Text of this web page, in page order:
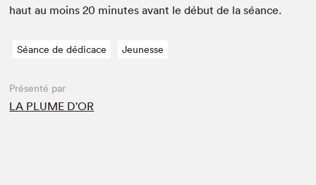
haut au moins20 min­utes avant le début de la séance.
Séance de dédicace Jeunesse
Présenté par
LA PLUME D'OR